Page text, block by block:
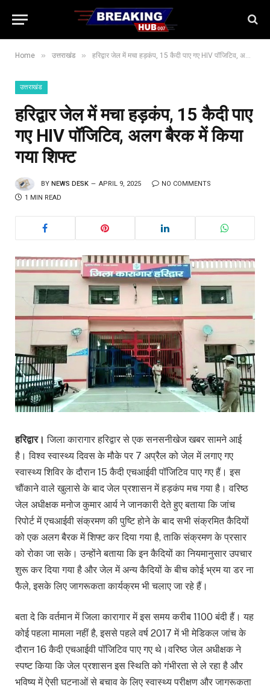
Home » उत्तराखंड » हरिद्वार जेल में मचा हड़कंप, 15 कैदी पाए गए HIV पॉजिटिव, अलग बैरक में किया गया शिफ्ट
उत्तराखंड
हरिद्वार जेल में मचा हड़कंप, 15 कैदी पाए
गए HIV पॉजिटिव, अलग बैरक में किया
गया शिफ्ट
BY NEWS DESK APRIL 9, 2025
NO COMMENTS
1 MIN READ
हरिद्वार। जिला कारागार हरिद्वार से एक सनसनीखेज खबर सामने आई
है। विश्व स्वास्थ्य दिवस के मौके पर 7 अप्रैल को जेल में लगाए गए
स्वास्थ्य शिविर के दौरान 15 कैदी एचआईवी पॉजिटिव पाए गए हैं। इस
चौंकाने वाले खुलासे के बाद जेल प्रशासन में हड़कंप मच गया है। वरिष्ठ
जेल अधीक्षक मनोज कुमार आर्य ने जानकारी देते हुए बताया कि जांच
रिपोर्ट में एचआईवी संक्रमण की पुष्टि होने के बाद सभी संक्रमित कैदियों
को एक अलग बैरक में शिफ्ट कर दिया गया है, ताकि संक्रमण के प्रसार
को रोका जा सके। उन्होंने बताया कि इन कैदियों का नियमानुसार उपचार
शुरू कर दिया गया है और जेल में अन्य कैदियों के बीच कोई भ्रम या डर ना
फैले, इसके लिए जागरूकता कार्यक्रम भी चलाए जा रहे हैं।
बता दे कि वर्तमान में जिला कारागार में इस समय करीब 1100 बंदी हैं। यह
कोई पहला मामला नहीं है, इससे पहले वर्ष 2017 में भी मेडिकल जांच के
दौरान 16 कैदी एचआईवी पॉजिटिव पाए गए थे।वरिष्ठ जेल अधीक्षक ने
स्पष्ट किया कि जेल प्रशासन इस स्थिति को गंभीरता से ले रहा है और
भविष्य में ऐसी घटनाओं से बचाव के लिए स्वास्थ्य परीक्षण और जागरूकता